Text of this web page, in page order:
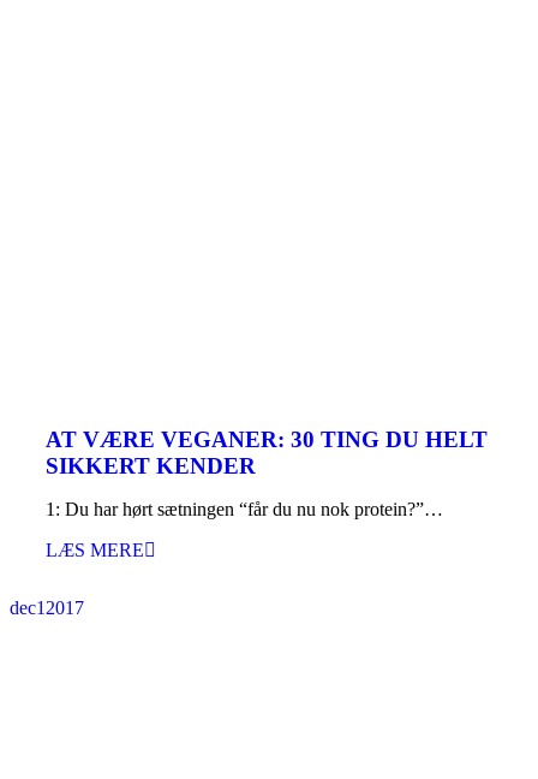
AT VÆRE VEGANER: 30 TING DU HELT
SIKKERT KENDER
1: Du har hørt sætningen “får du nu nok protein?”…
LÆS MERE
dec1 2017